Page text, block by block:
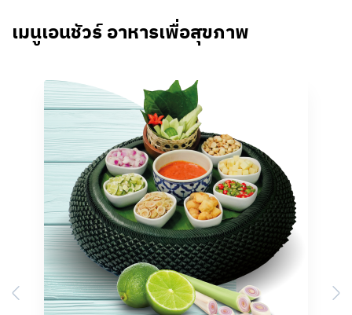
เมนูเอนชัวร์ อาหารเพื่อสุขภาพ
Previous